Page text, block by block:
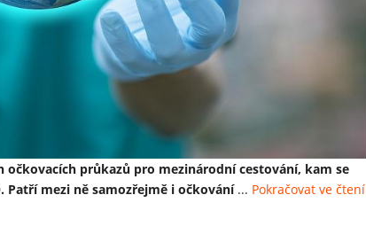
očkovacích průkazů pro mezinárodní cestování, kam se
Patří mezi ně samozřejmě i očkování... Pokračovat ve čtení